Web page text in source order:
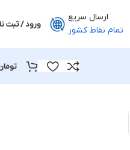
ارسال سریع
تمام نقاط کشور
ورود / ثبت